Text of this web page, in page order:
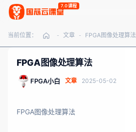
7.0课程
当前位置： - 文章 - FPGA图像处理算法
FPGA图像处理算法
FPGA小白 文章 2025-05-02
FPGA图像处理算法